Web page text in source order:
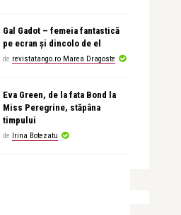
Gal Gadot – femeia fantastică
pe ecran și dincolo de el
de revistatango.ro Marea Dragoste
Eva Green, de la fata Bond la
Miss Peregrine, stăpâna
timpului
de Irina Botezatu